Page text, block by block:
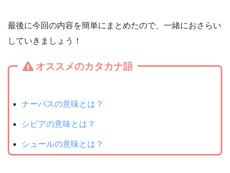
最後に今回の内容を簡単にまとめたので、一緒におさらい
していきましょう！
オススメのカタカナ語
ナーバスの意味とは？
シビアの意味とは？
シュールの意味とは？